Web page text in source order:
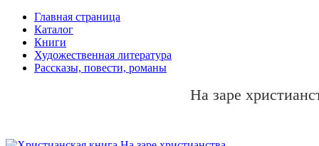
Главная страница
Каталог
Книги
Художественная литература
Рассказы, повести, романы
На заре